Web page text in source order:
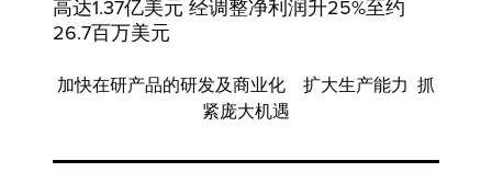
高达1.37亿美元 经调整净利润升25%至约
26.7百万美元
加快在研产品的研发及商业化 扩大生产能力 抓
紧庞大机遇